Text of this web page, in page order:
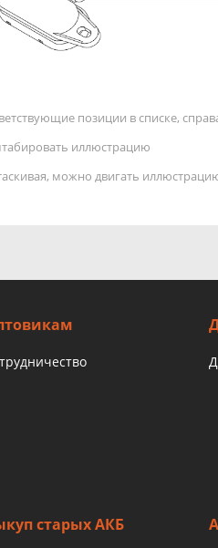
позиции в списке,
иллюстрацию
можно двигать
старых АКБ